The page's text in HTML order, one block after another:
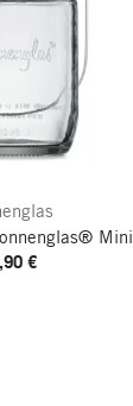
Mini
€